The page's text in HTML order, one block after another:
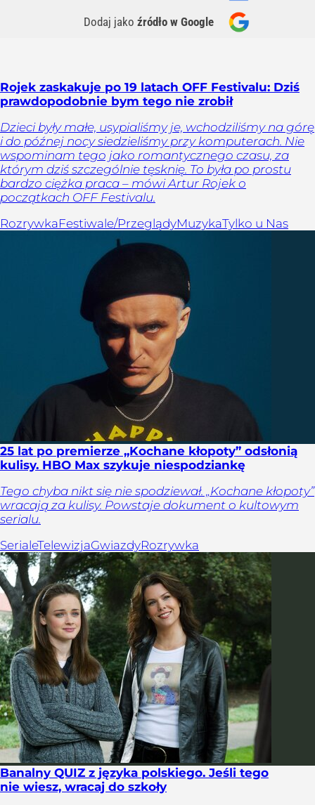
Dodaj jako źródło w Google
Rojek zaskakuje po 19 latach OFF Festivalu: Dziś
prawdopodobnie bym tego nie zrobił
Dzieci były małe, usypialiśmy je, wchodziliśmy na górę
i do późnej nocy siedzieliśmy przy komputerach. Nie
wspominam tego jako romantycznego czasu, za
którym dziś szczególnie tęsknię. To była po prostu
bardzo ciężka praca – mówi Artur Rojek o
początkach OFF Festivalu.
RozrywkaFestiwale/PrzeglądyMuzykaTylko u Nas
25 lat po premierze „Kochane kłopoty” odsłonią
kulisy. HBO Max szykuje niespodziankę
Tego chyba nikt się nie spodziewał. „Kochane kłopoty”
wracają za kulisy. Powstaje dokument o kultowym
serialu.
SerialeTelewizjaGwiazdyRozrywka
Banalny QUIZ z języka polskiego. Jeśli tego
nie wiesz, wracaj do szkoły